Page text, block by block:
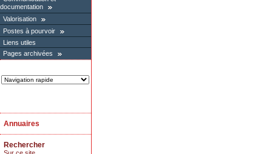
documentation
Valorisation
Postes à pourvoir
Liens utiles
Pages archivées
Annuaires
Rechercher